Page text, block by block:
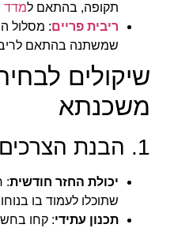
תקופה, בהתאם למדד
ריבית פריים: מסלול
שמשתנה בהתאם
שיקולים
משכנתא
1. הבנת הצרכים הפיננסיים
יכולת החזר חודשית:
שתוכלו לעמוד בו
תכנון עתידי: קחו